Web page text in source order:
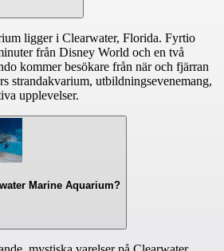
ligger i Clearwater, Florida. Fyrtio
från Disney World och en två
kommer besökare från när och fjärran
strandakvarium, utbildningsevenemang,
upplevelser.
Marine Aquarium?